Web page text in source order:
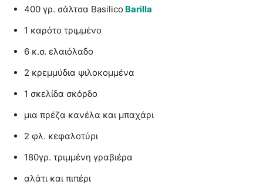
400 γρ. σάλτσα Basilico Barilla
1 καρότο τριμμένο
6 κ.σ. ελαιόλαδο
2 κρεμμύδια ψιλοκομμένα
1 σκελίδα σκόρδο
μια πρέζα κανέλα και μπαχάρι
2 φλ. κεφαλοτύρι
180γρ. τριμμένη γραβιέρα
αλάτι και πιπέρι